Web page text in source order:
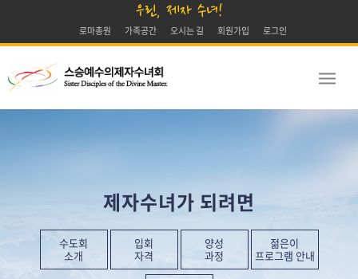
우린, 제자 수녀!
로마총원 가족공간 오시는 길 회원가입 로그인
제자수녀가 되려면
수도회
소개
입회
자격
양성
과정
젊은이
프로그램 안내